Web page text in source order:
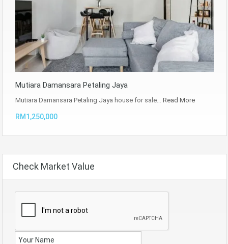
Mutiara Damansara Petaling Jaya
Mutiara Damansara Petaling Jaya house for sale… Read More
RM1,250,000
Check Market Value